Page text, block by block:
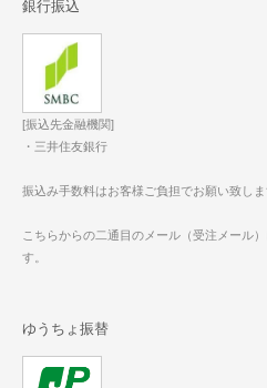
銀行振込
[振込先金融機関]
・三井住友銀行
振込み手数料はお客様ご負担でお願い致しま
こちらからの二通目のメール（受注メール
す。
ゆうちょ振替